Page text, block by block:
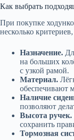
Как выбрать
При покупке
несколько
Назначение.
на больших
с узкой рамой.
Материал.
обеспечивают
Наличие
позволяют
Высота ручек.
сохранить
Тормозная